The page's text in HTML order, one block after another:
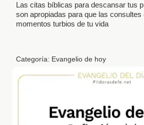
Las citas bíblicas para descansar tus
son apropiadas para que las consultes
momentos turbios de tu vida
Categoría: Evangelio de hoy